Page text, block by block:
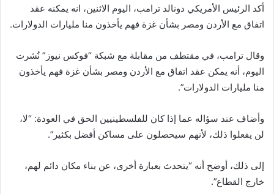
أكد الرئيس الأمريكي دونالد ترامب، اليوم الاثنين، انه يمكنه عقد
اتفاق مع الأردن ومصر بشأن غزة فهم يأخذون منا مليارات الدولارات.
وقال ترامب، في مقتطف من مقابلة مع شبكة “فوكس نيوز” نُشرت
اليوم، أنه يمكن عقد اتفاق مع الأردن ومصر بشأن غزة فهم يأخذون
منا مليارات الدولارات”.
وأضاف عند سؤاله عما إذا كان للفلسطينيين الحق في العودة: “لا،
لن يفعلوا ذلك، لأنهم سيحصلون على مساكن أفضل بكثير”.
إلى ذلك، أوضح أنه “يتحدث بعبارة أخرى، عن بناء مكان دائم لهم،
خارج القطاع”.